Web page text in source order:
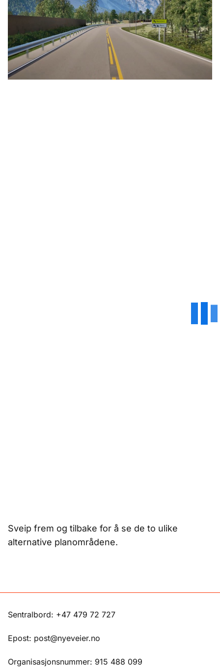
Sveip frem og tilbake for å se de to ulike
alternative planområdene.
Sentralbord: +47 479 72 727
Epost: post@nyeveier.no
Organisasjonsnummer: 915 488 099